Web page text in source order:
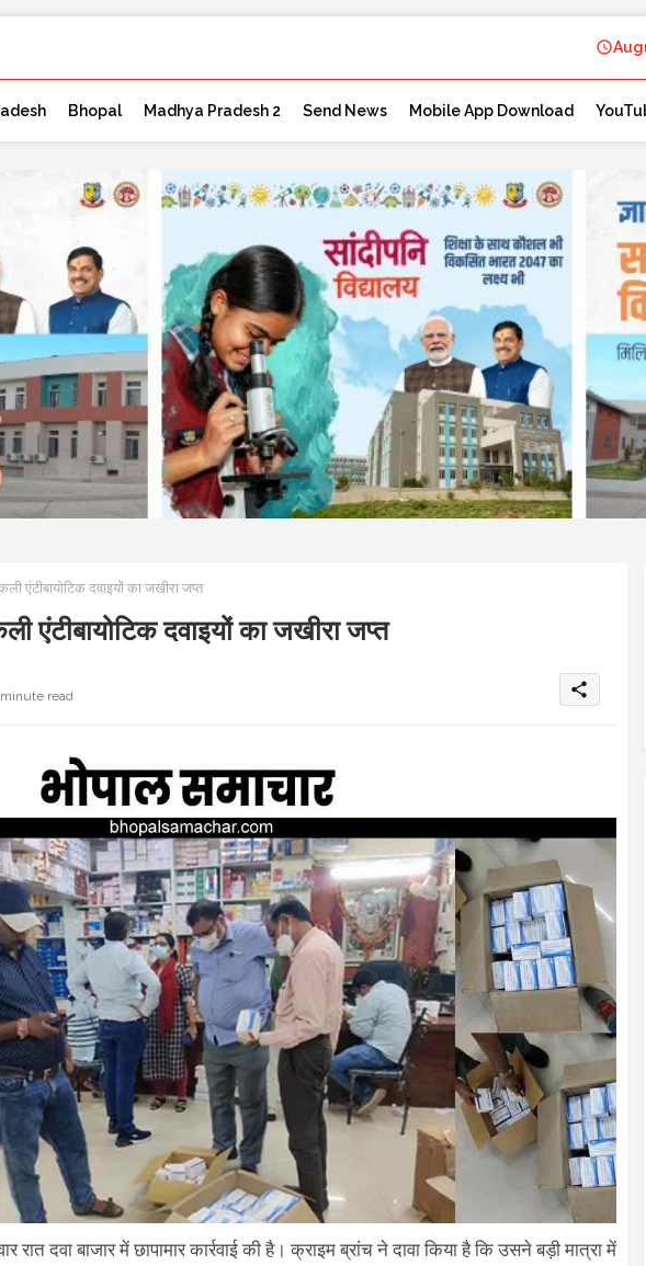
Bhopal Madhya Pradesh 2 Send News Mobile App Download
एंटीबायोटिक दवाइयों का जखीरा जप्त
दवाइयों का जखीरा जप्त
read share
दवा बाजार में छापामार कार्रवाई की है। क्राइम ब्रांच ने दावा किया है कि उसने बड़ी मात्रा में